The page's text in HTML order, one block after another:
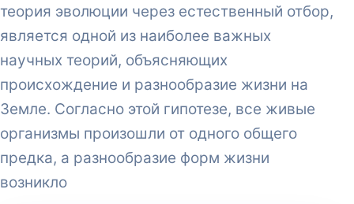
теория эволюции через естественный отбор,
является одной из наиболее важных
научных теорий, объясняющих
происхождение и разнообразие жизни на
Земле. Согласно этой гипотезе, все живые
организмы произошли от одного общего
предка, а разнообразие форм жизни
возникло